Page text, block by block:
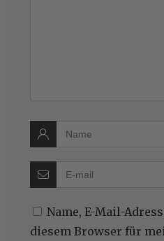
Name, E-Mail-
diesem Browser für